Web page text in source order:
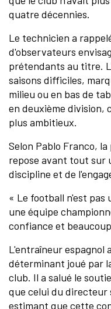
quatre décennies.
Le technicien a
d'observateurs
prétendants au titre.
saisons difficiles,
milieu ou en bas de
en deuxième division,
plus ambitieux.
Selon Pablo Franco,
repose avant tout sur
discipline et de
« Le football n'est pas
une équipe
confiance et
L'entraîneur espagnol
déterminant joué par
club. Il a salué le
que celui du directeur
estimant que cette